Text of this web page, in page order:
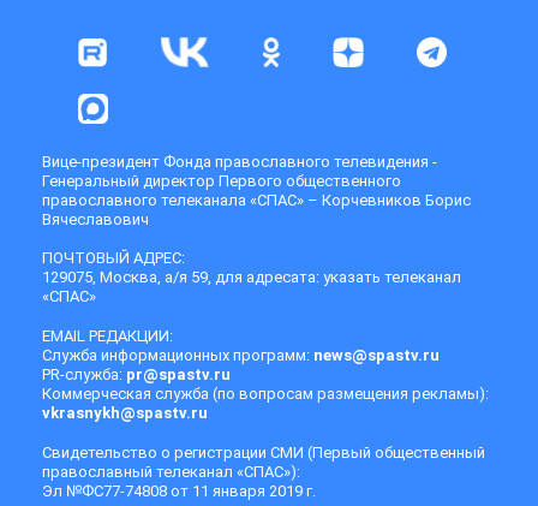
Вице-президент Фонда православного телевидения -
Генеральный директор Первого общественного
православного телеканала «СПАС» – Корчевников Борис
Вячеславович
ПОЧТОВЫЙ АДРЕС:
129075, Москва, а/я 59, для адресата: указать телеканал
«СПАС»
EMAIL РЕДАКЦИИ:
Служба информационных программ: news@spastv.ru
PR-служба: pr@spastv.ru
Коммерческая служба (по вопросам размещения рекламы):
vkrasnykh@spastv.ru
Свидетельство о регистрации СМИ (Первый общественный
православный телеканал «СПАС»):
Эл №ФС77-74808 от 11 января 2019 г.